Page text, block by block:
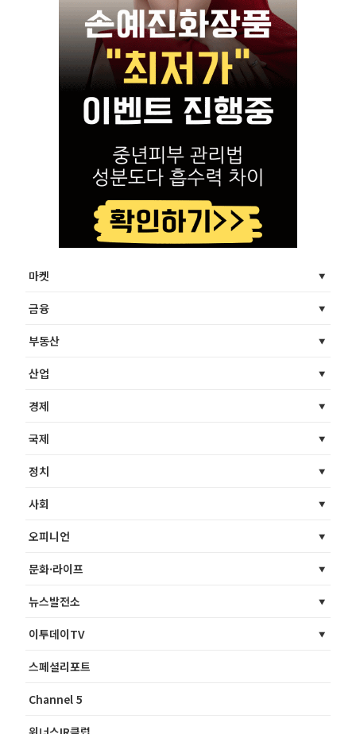
마켓
금융
부동산
산업
경제
국제
정치
사회
오피니언
문화·라이프
뉴스발전소
이투데이TV
스페셜리포트
Channel 5